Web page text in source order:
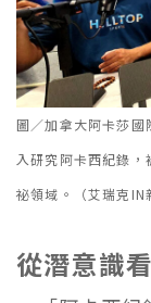
圖／加拿大阿卡莎
入研究阿卡西紀錄
祕領域。（艾瑞克IN
從潛意識